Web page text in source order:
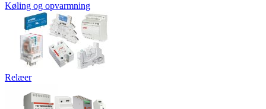
Køling og opvarmning
Relæer